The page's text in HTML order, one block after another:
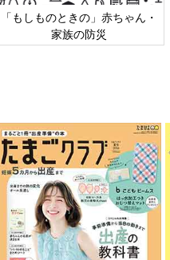
学会リーフレッ
六星占術 細